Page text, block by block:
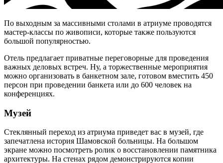
По выходным за массивными столами в атриуме проводятся
мастер-классы по живописи, которые также пользуются
большой популярностью.
Отель предлагает приватные переговорные для проведения
важных деловых встреч. Ну, а торжественные мероприятия
можно организовать в банкетном зале, готовом вместить 450
персон при проведении банкета или до 600 человек на
конференциях.
Музей
Стеклянный переход из атриума приведет вас в музей, где
запечатлена история Шамовской больницы. На большом
экране можно посмотреть ролик о восстановлении памятника
архитектуры. На стенах рядом демонстрируются копии